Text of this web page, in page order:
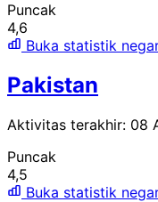
Puncak
4,6
Buka statistik
Pakistan
Aktivitas terakhir: 08
Puncak
4,5
Buka statistik